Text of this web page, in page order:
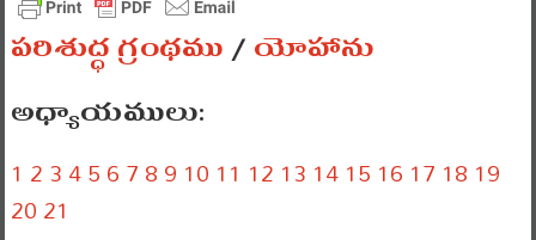
పరిశుద్ధ గ్రంథము/యోహాను
అధ్యాయములు:
1 23456789 10 11 12 13 1415 16 17 18 19
2021